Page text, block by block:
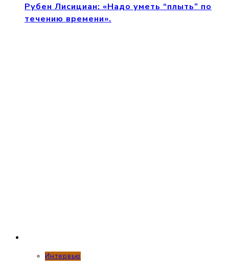
Рубен Лисициан: «Надо уметь “плыть” по
течению времени».
Интервью